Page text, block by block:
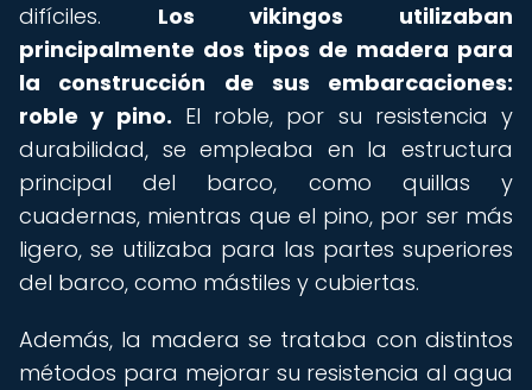
difíciles. Los vikingos utilizaban
principalmente dos tipos de madera para
la construcción de sus embarcaciones:
roble y pino. El roble, por su resistencia y
durabilidad, se empleaba en la estructura
principal del barco, como quillas y
cuadernas, mientras que el pino, por ser más
ligero, se utilizaba para las partes superiores
del barco, como mástiles y cubiertas.
Además, la madera se trataba con distintos
métodos para mejorar su resistencia al agua